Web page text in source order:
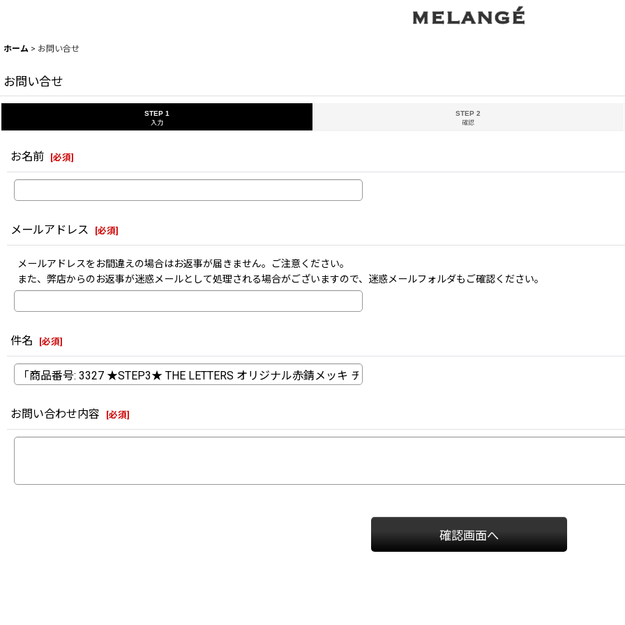
ホーム > お問い合せ
お問い合せ
STEP 1
入力
STEP 2
確認
お名前 [必須]
メールアドレス [必須]
メールアドレスをお間違えの場合はお返事が届きません。ご注意ください。
また、弊店からのお返事が迷惑メールとして処理される場合がございますので、迷惑メールフォルダもご確認ください。
件名 [必須]
お問い合わせ内容 [必須]
確認画面へ